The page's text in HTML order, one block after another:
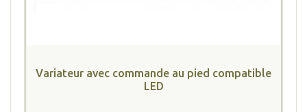
Variateur avec commande au pied compatible
LED